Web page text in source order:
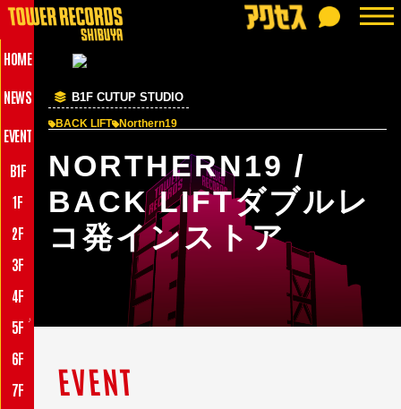
HOME
NEWS
EVENT
B1F
1F
2F
3F
4F
5F
♪
6F
7F
B1F CUTUP STUDIO
BACK LIFT Northern19
NORTHERN19 /
BACK LIFTダブルレ
コ発インストア
EVENT